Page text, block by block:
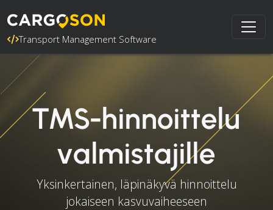
Transport Management Software
TMS-hinnoittelu
valmistajille
Yksinkertainen, läpinäkyvä hinnoittelu
jokaiseen kasvuvaiheeseen